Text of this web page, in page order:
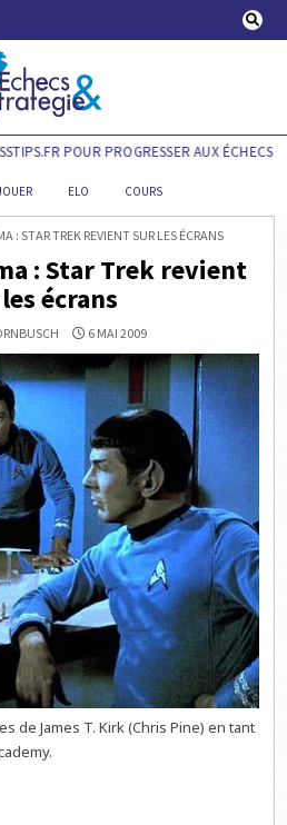
POUR PROGRESSER AUX ÉCHECS !
ELO COURS
: STAR TREK REVIENT SUR LES ÉCRANS
: Star Trek revient
écrans
6 MAI 2009
de James T. Kirk (Chris Pine) en tant